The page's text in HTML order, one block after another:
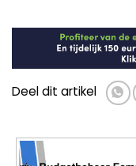
Deel dit artikel